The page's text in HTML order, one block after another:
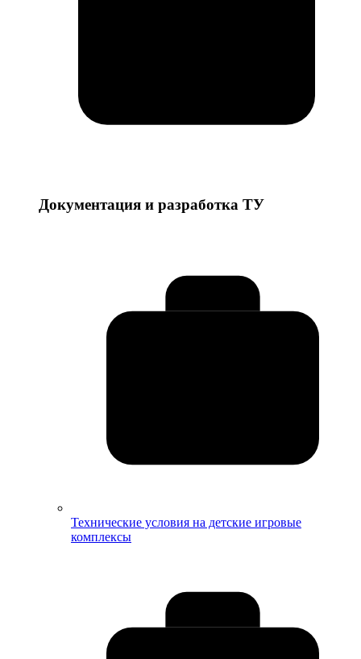
Документация и разработка ТУ
Технические условия на детские игровые
комплексы